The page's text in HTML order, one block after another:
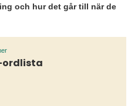
och hur det går till när de
ordlista